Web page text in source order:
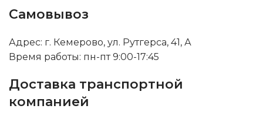
Самовывоз
Адрес: г. Кемерово, ул. Рутгерса, 41, А
Время работы: пн-пт 9:00-17:45
Доставка транспортной
компанией